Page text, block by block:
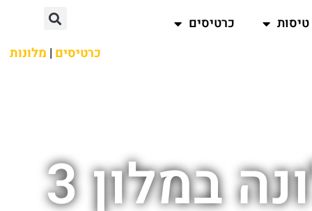
טיסות
כרטיסים
כרטיסים | מלונות
לינה בתקציב נמוך בברצלונה במלון 3